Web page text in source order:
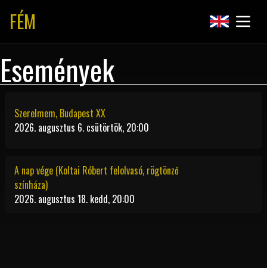
FÉM
Események
Szerelmem, Budapest XX
2026. augusztus 6. csütörtök, 20:00
A nap vége (Koltai Róbert felolvasó, rögtönző
színháza)
2026. augusztus 18. kedd, 20:00